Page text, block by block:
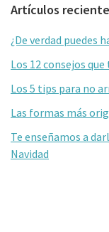
o
o
k
er l
Barra
lateral
primaria
Artículos
¿De verdad puedes
Los 12 consejos
Los 5 tips para no
Las formas más
Te enseñamos a
Navidad